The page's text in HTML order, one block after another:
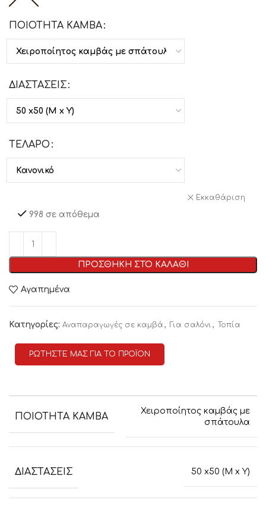
ΠΟΙΟΤΗΤΑ ΚΑΜΒΑ
ΔΙΑΣΤΑΣΕΙΣ
ΤΕΛΑΡΟ
Εκκαθάριση
998 σε απόθεμα
ΠΡΟΣΘΗΚΗ ΣΤΟ ΚΑΛΑΘΙ
Αγαπημένα
Κατηγορίες: Αναπαραγωγές σε καμβά , Για σαλόνι , Τοπία
ΡΩΤΗΣΤΕ ΜΑΣ ΓΙΑ ΤΟ ΠΡΟΪΟΝ
ΠΟΙΟΤΗΤΑ ΚΑΜΒΑ
Χειροποίητος καμβάς με
σπάτουλα
ΔΙΑΣΤΑΣΕΙΣ 50 x50 (M x Y)